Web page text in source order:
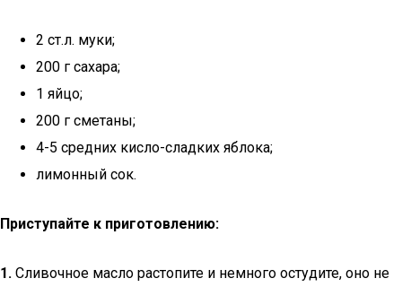
2 ст.л. муки;
200 г сахара;
1 яйцо;
200 г сметаны;
4-5 средних кисло-сладких яблока;
лимонный сок.
Приступайте к приготовлению:
1. Сливочное масло растопите и немного остудите, оно не